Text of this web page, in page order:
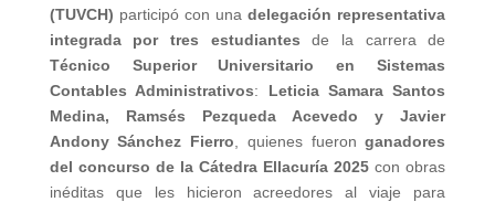
(TUVCH) participó con unadelegación representativa
integrada por tres estudiantes de la carrera de
Técnico Superior Universitario en Sistemas
Contables Administrativos: Leticia Samara Santos
Medina, Ramsés Pezqueda Acevedo y Javier
Andony Sánchez Fierro , quienes fueronganadores
del concurso de la Cátedra Ellacuría 2025 con obras
inéditas que les hicieron acreedores al viaje para